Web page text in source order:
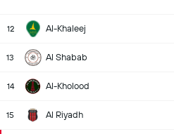
12 Al-Khaleej
13 Al Shabab
14 Al-Kholood
15 Al Riyadh